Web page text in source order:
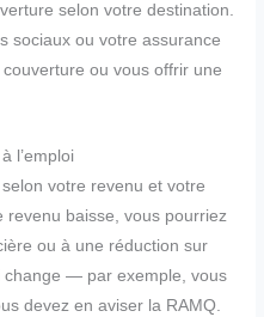
selon votre destination.
sociaux ou votre assurance
ou vous offrir une
l’emploi
votre revenu et votre
revenu baisse, vous pourriez
ou à une réduction sur
change — par exemple, vous
devez en aviser la RAMQ.